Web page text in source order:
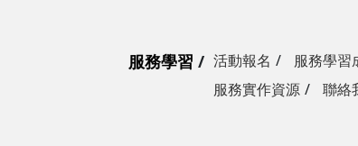
服務學習 活動報名 服務學習
服務實作資源
聯絡